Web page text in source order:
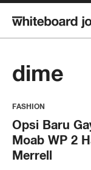
dime
FASHION
Opsi Baru
Moab WP 2
Merrell